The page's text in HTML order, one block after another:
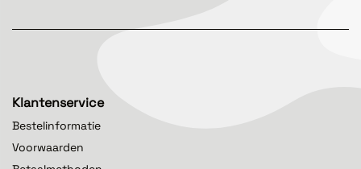
Klantenservice
Bestelinformatie
Voorwaarden